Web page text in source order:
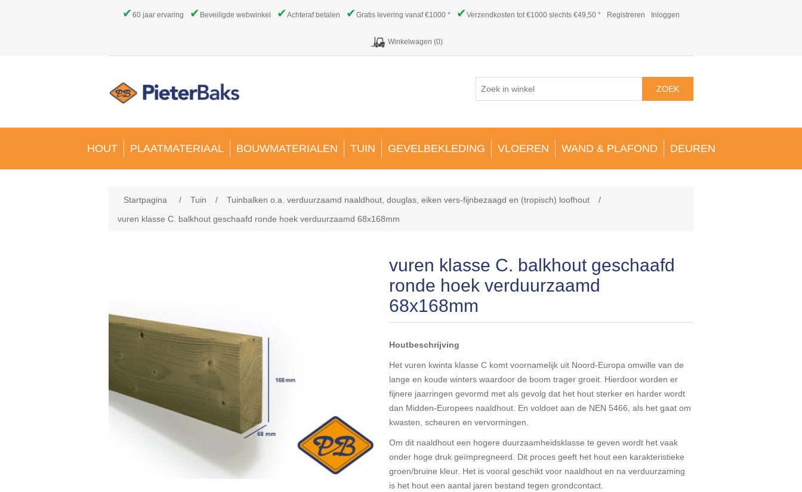
✔60 jaar ervaring ✔ Beveiligde webwinkel ✔Achteraf betalen ✔Gratis levering vanaf €1000 * ✔Verzendkosten tot €1000 slechts €49,50 * Registreren Inloggen
Winkelwagen (0)
ZOEK
HOUT PLAATMATERIAAL BOUWMATERIALEN TUIN GEVELBEKLEDING VLOEREN WAND & PLAFOND DEUREN
Startpagina / Tuin / Tuinbalken o.a. verduurzaamd naaldhout, douglas, eiken vers-fijnbezaagd en (tropisch) loofhout
/
vuren klasse C. balkhout geschaafd ronde hoek verduurzaamd 68x168mm
vuren klasse C. balkhout geschaafd
ronde hoek verduurzaamd
68x168mm
Houtbeschrijving
Het vuren kwinta klasse C komt voornamelijk uit Noord-Europa omwille van de
lange en koude winters waardoor de boom trager groeit. Hierdoor worden er
fijnere jaarringen gevormd met als gevolg dat het hout sterker en harder wordt
dan Midden-Europees naaldhout. En voldoet aan de NEN 5466, als het gaat om
kwasten, scheuren en vervormingen.
Om dit naaldhout een hogere duurzaamheidsklasse te geven wordt het vaak
onder hoge druk geïmpregneerd. Dit proces geeft het hout een karakteristieke
groen/bruine kleur. Het is vooral geschikt voor naaldhout en na verduurzaming
is het hout een aantal jaren bestand tegen grondcontact.